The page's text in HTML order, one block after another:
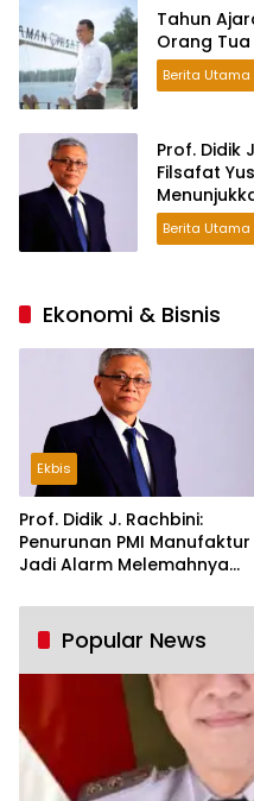
Tahun
Orang
Berita Utama
Prof. Didik
Filsafat
Intelektual
Berita Utama
Ekonomi & Bisnis
Ekbis
Prof. Didik J. Rachbini:
Penurunan PMI Manufaktur
Jadi Alarm Melemahnya
Popular News